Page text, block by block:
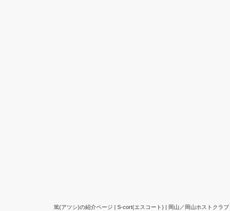
篤(アツシ)の紹介ページ | S-cort(エスコート) | 岡山／岡山ホストクラブ